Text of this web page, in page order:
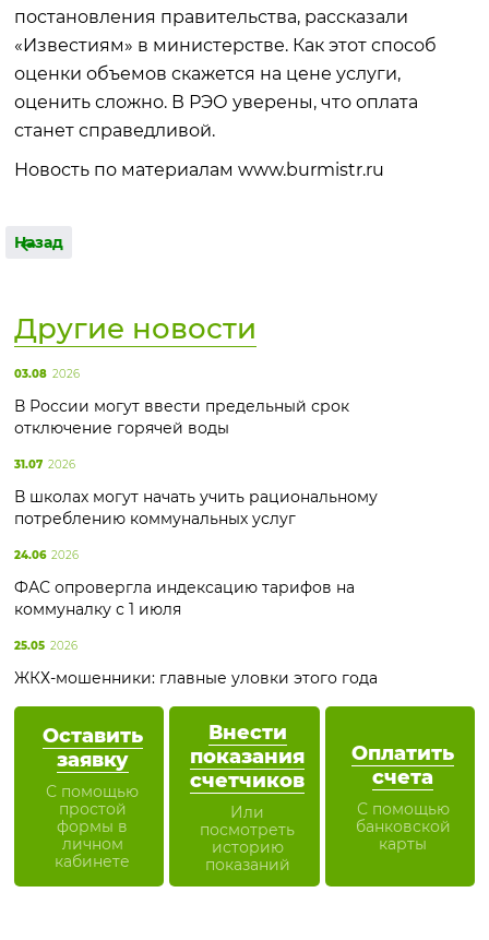
постановления правительства, рассказали
«Известиям» в министерстве. Как этот способ
оценки объемов скажется на цене услуги,
оценить сложно. В РЭО уверены, что оплата
станет справедливой.
Новость по материалам www.burmistr.ru
Назад
Оставить
заявку
С помощью
простой
формы в
личном
кабинете
Внести
показания
счетчиков
Или
посмотреть
историю
показаний
Оплатить
счета
С помощью
банковской
карты
Другие новости
03.08 2026
В России могут ввести предельный срок
отключение горячей воды
31.07 2026
В школах могут начать учить рациональному
потреблению коммунальных услуг
24.06 2026
ФАС опровергла индексацию тарифов на
коммуналку с 1 июля
25.05 2026
ЖКХ-мошенники: главные уловки этого года